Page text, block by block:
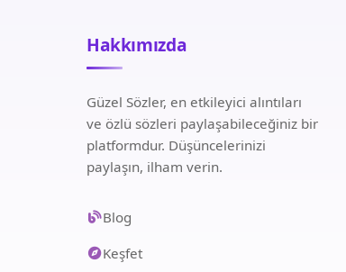
Hakkımızda
Güzel Sözler, en etkileyici alıntıları
ve özlü sözleri paylaşabileceğiniz bir
platformdur. Düşüncelerinizi
paylaşın, ilham verin.
Blog
Keşfet